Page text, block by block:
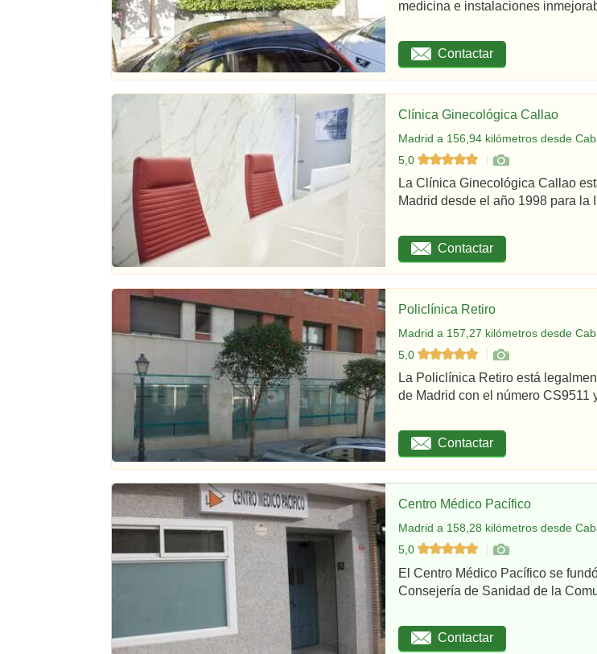
medicina e instalaciones
Contactar
Clínica Ginecológica Callao
Madrid a 156,94 kilómetros desde
5,0
La Clínica Ginecológica Callao
Madrid desde el año 1998 para la
Contactar
Policlínica Retiro
Madrid a 157,27 kilómetros desde
5,0
La Policlínica Retiro está
de Madrid con el número CS9511
Contactar
Centro Médico Pacífico
Madrid a 158,28 kilómetros desde
5,0
El Centro Médico Pacífico se
Consejería de Sanidad de la
Contactar